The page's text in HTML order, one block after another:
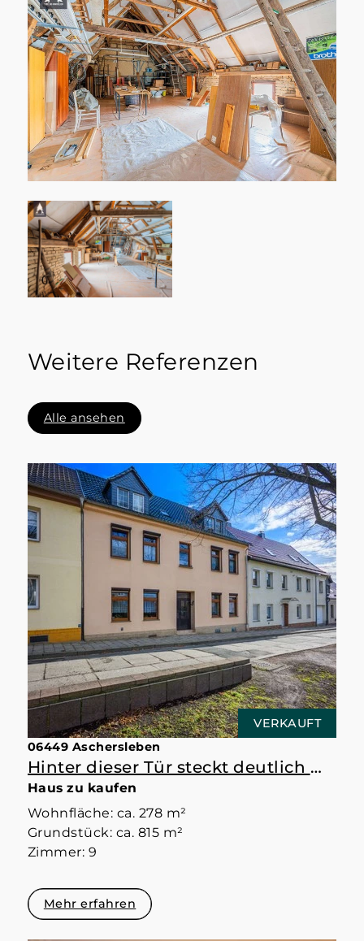
Weitere Referenzen
Alle ansehen
VERKAUFT
06449 Aschersleben
Hinter dieser Tür steckt deutlich mehr als erwartet
Haus zu kaufen
Wohnfläche: ca. 278 m²
Grundstück: ca. 815 m²
Zimmer: 9
Mehr erfahren